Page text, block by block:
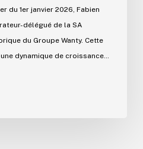
du 1er janvier 2026, Fabien
délégué de la SA
du Groupe Wanty. Cette
dynamique de croissance…